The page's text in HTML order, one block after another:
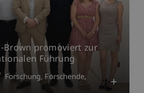
Brown promoviert zur
Führung
Forschung Forschende